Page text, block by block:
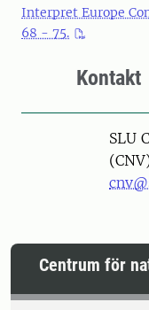
Interpret Europe
68 - 75.
Kontakt
SLU
Centrum för